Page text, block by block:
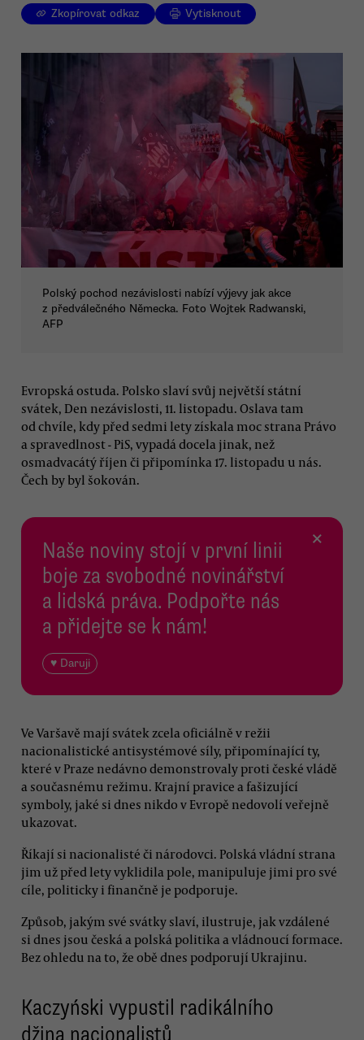
Zkopírovat odkaz Vytisknout
Polský pochod nezávislosti nabízí výjevy jak akce
z předválečného Německa. Foto Wojtek Radwanski,
AFP
Evropská ostuda. Polsko slaví svůj největší státní
svátek, Den nezávislosti, 11. listopadu. Oslava tam
od chvíle, kdy před sedmi lety získala moc strana Právo
a spravedlnost - PiS, vypadá docela jinak, než
osmadvacátý říjen či připomínka 17. listopadu u nás.
Čech by byl šokován.
Naše noviny stojí v první linii
boje za svobodné novinářství
a lidská práva. Podpořte nás
a přidejte se k nám!
♥ Daruji
×
Ve Varšavě mají svátek zcela oficiálně v režii
nacionalistické antisystémové síly, připomínající ty,
které v Praze nedávno demonstrovaly proti české vládě
a současnému režimu. Krajní pravice a fašizující
symboly, jaké si dnes nikdo v Evropě nedovolí veřejně
ukazovat.
Říkají si nacionalisté či národovci. Polská vládní strana
jim už před lety vyklidila pole, manipuluje jimi pro své
cíle, politicky i finančně je podporuje.
Způsob, jakým své svátky slaví, ilustruje, jak vzdálené
si dnes jsou česká a polská politika a vládnoucí formace.
Bez ohledu na to, že obě dnes podporují Ukrajinu.
Kaczyński vypustil radikálního
džina nacionalistů